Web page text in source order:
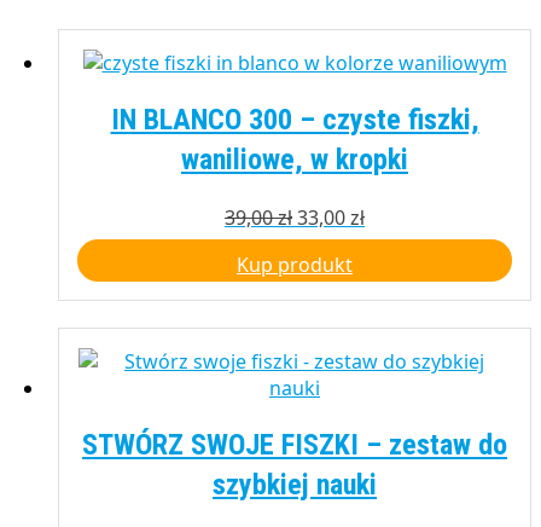
IN BLANCO 300 – czyste fiszki,
waniliowe, w kropki
39,00złPierwotna
cena
wynosiła:
39,00 zł.
33,00złAktualna
cena
33,00 zł.
Kup produkt
STWÓRZ SWOJE FISZKI – zestaw do
szybkiej nauki